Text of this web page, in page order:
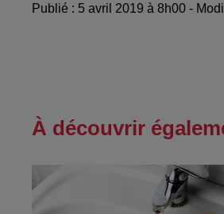
Publié : 5 avril 2019 à 8h00 -
À découvrir